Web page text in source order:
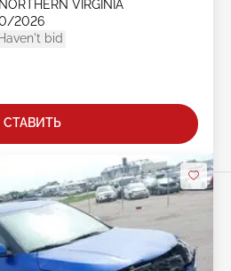
VIRGINIA
2026
bid
СТАВИТЬ